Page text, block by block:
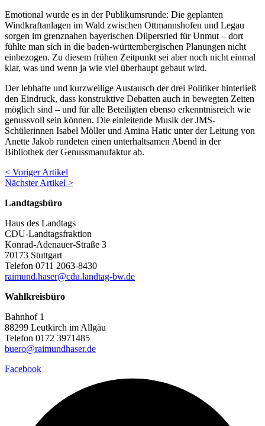
Emotional wurde es in der Publikumsrunde: Die geplanten
Windkraftanlagen im Wald zwischen Ottmannshofen und Legau
sorgen im grenznahen bayerischen Dilpersried für Unmut – dort
fühlte man sich in die baden-württembergischen Planungen nicht
einbezogen. Zu diesem frühen Zeitpunkt sei aber noch nicht einmal
klar, was und wenn ja wie viel überhaupt gebaut wird.
Der lebhafte und kurzweilige Austausch der drei Politiker hinterließ
den Eindruck, dass konstruktive Debatten auch in bewegten Zeiten
möglich sind – und für alle Beteiligten ebenso erkenntnisreich wie
genussvoll sein können. Die einleitende Musik der JMS-
Schülerinnen Isabel Möller und Amina Hatic unter der Leitung von
Anette Jakob rundeten einen unterhaltsamen Abend in der
Bibliothek der Genussmanufaktur ab.
< Voriger Artikel
Nächster Artikel >
Landtagsbüro
Haus des Landtags
CDU-Landtagsfraktion
Konrad-Adenauer-Straße 3
70173 Stuttgart
Telefon 0711 2063-8430
raimund.haser@cdu.landtag-bw.de
Wahlkreisbüro
Bahnhof 1
88299 Leutkirch im Allgäu
Telefon 0172 3971485
buero@raimundhaser.de
Facebook